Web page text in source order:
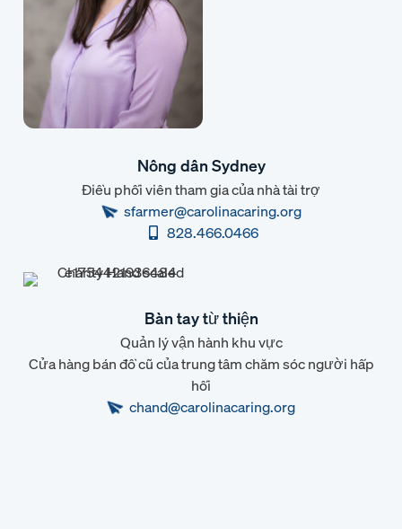
Nông dân Sydney
Điều phối viên tham gia của nhà tài trợ
sfarmer@carolinacaring.org
828.466.0466
Bàn tay từ thiện
Quản lý vận hành khu vực
Cửa hàng bán đồ cũ của trung tâm chăm sóc người hấp
hối
chand@carolinacaring.org